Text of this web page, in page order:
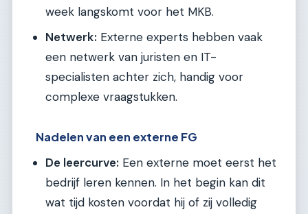
week langskomt voor het MKB.
Netwerk: Externe experts hebben vaak
een netwerk van juristen en IT-
specialisten achter zich, handig voor
complexe vraagstukken.
Nadelen van een externe FG
De leercurve: Een externe moet eerst het
bedrijf leren kennen. In het begin kan dit
wat tijd kosten voordat hij of zij volledig